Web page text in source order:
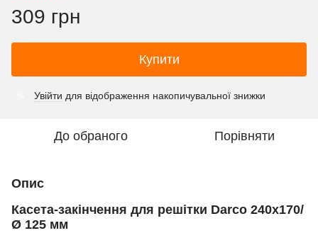
309 грн
Купити
Увійти для відображення накопичувальної знижки
До обраного Порівняти
Опис
Касета-закінчення для решітки Darco 240х170/
Ø 125 мм